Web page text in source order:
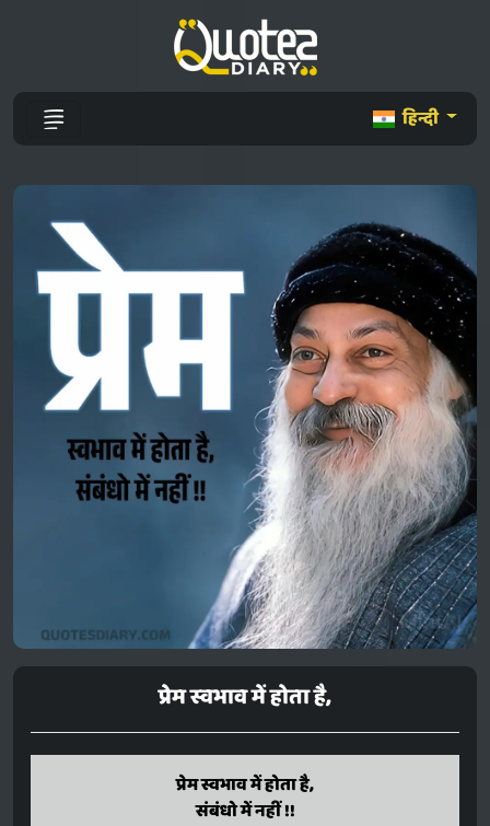
हिन्दी
प्रेम स्वभाव में होता है,
प्रेम स्वभाव में होता है,
संबंधो में नहीं !!
Prem swabhav mein hota hai,
Sambandho mein nahi !!